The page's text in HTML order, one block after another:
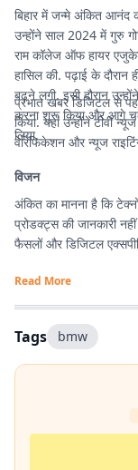
बिहार में जन्मे अंकित आनंद
उन्होंने साल 2024 में गुरु
राम कॉलेज ऑफ हायर
हासिल की. पढ़ाई के
बढ़ने लगी. इसी दौरान
करना शुरू किया और आगे
लिया.
प्रभात खबर डिजिटल से
किया. यहां उन्होंने टीवी
वेरिफिकेशन और न्यूज
विजन
अंकित का मानना है कि
प्रोडक्ट्स की जानकारी नहीं
फैसलों और डिजिटल
Read More
Tags bmw